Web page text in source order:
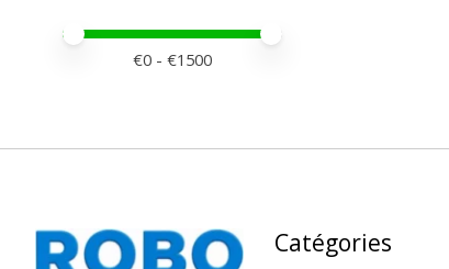
Prix minimum
Price maximum value
€0 - €1500
Catégories